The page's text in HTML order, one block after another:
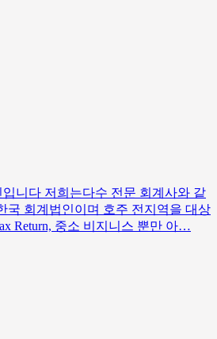
니다 저희는다수 전문 회계사와 같
국 회계법인이며 호주 전지역을 대상
Return, 중소 비지니스 뿐만 아…